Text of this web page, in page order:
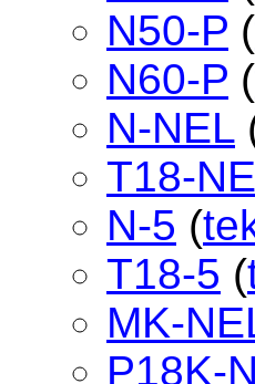
N50-P (
N60-P (
N-NEL
T18-
N-5 (
T18-5 (
MK-
P18K-